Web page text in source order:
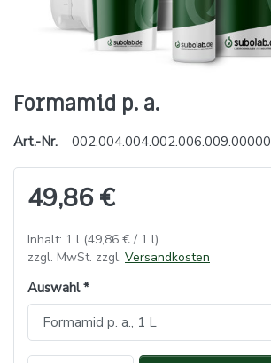
Formamid p. a.
Art.-Nr. 002.004.004.002.006.009.00000
49,86 €
Inhalt: 1 l (49,86 € / 1 l)
zzgl. MwSt. zzgl. Versandkosten
Auswahl